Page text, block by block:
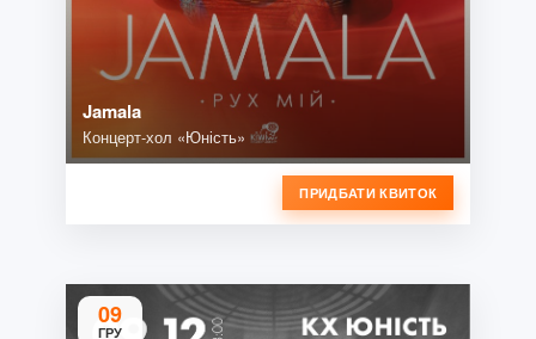
Jamala
Концерт-хол «Юність»
ПРИДБАТИ КВИТОК
09
ГРУ